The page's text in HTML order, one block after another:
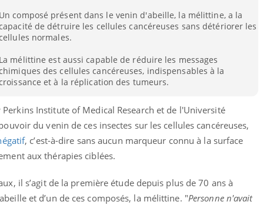
Un composé présent dans le venin d'abeille, la mélittine, a la
de détruire les cellules cancéreuses sans détériorer les
normales.
La mélittine est aussi capable de réduire les messages
des cellules cancéreuses, indispensables à la
et à la réplication des tumeurs.
Institute of Medical Research et de l'Université
du venin de ces insectes sur les cellules cancéreuses,
, c’est-à-dire sans aucun marqueur connu à la surface
aux thérapies ciblées.
il s’agit de la première étude depuis plus de 70 ans à
et d’un de ces composés, la mélittine. "Personne n'avait
dit la science
smartphone nuit-il à
de la
?
par une tique en
elle reste dans
coma pendant 42 jours
barracuda, une petite fille
secourue grâce à un
réflexe essentiel
Légionellose en Suisse :
quelle est l’origine de la
contamination ?
Allergies alimentaires :
une nouvelle arme contre
les réactions sévères